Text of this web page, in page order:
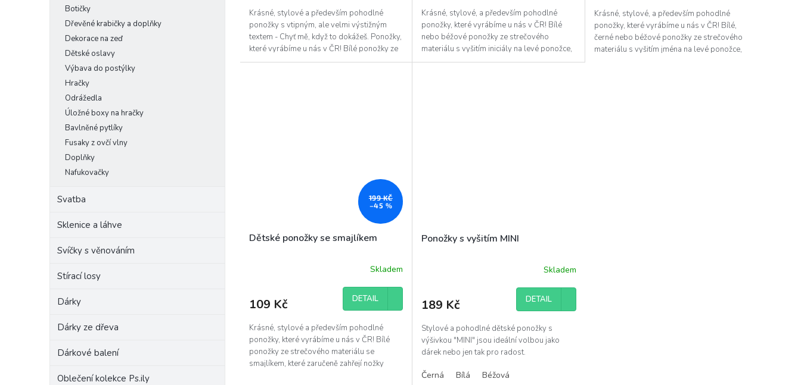
Botičky
Dřevěné krabičky a doplňky
Dekorace na zeď
Dětské oslavy
Výbava do postýlky
Hračky
Odrážedla
Úložné boxy na hračky
Bavlněné pytlíky
Fusaky z ovčí vlny
Doplňky
Nafukovačky
Svatba
Sklenice a láhve
Svíčky s věnováním
Stírací losy
Dárky
Dárky ze dřeva
Dárkové balení
Oblečení kolekce Ps.ily
Krásné, stylové a především pohodlné
ponožky s vtipným, ale velmi výstižným
textem - Chyť mě, když to dokážeš. Ponožky,
které vyrábíme u nás v ČR! Bílé ponožky ze
strečového...
Krásné, stylové, a především pohodlné
ponožky, které vyrábíme u nás v ČR! Bílé
nebo béžové ponožky ze strečového
materiálu s vyšitím iniciály na levé ponožce,
které...
Krásné, stylové, a především pohodlné
ponožky, které vyrábíme u nás v ČR! Bílé,
černé nebo béžové ponožky ze strečového
materiálu s vyšitím jména na levé ponožce,
199 KČ
–45 %
Dětské ponožky se smajlíkem
Skladem
109 Kč DETAIL
Krásné, stylové a především pohodlné
ponožky, které vyrábíme u nás v ČR! Bílé
ponožky ze strečového materiálu se
smajlíkem, které zaručeně zahřejí nožky
Ponožky s vyšitím MINI
Skladem
189 Kč DETAIL
Stylové a pohodlné dětské ponožky s
výšivkou "MINI" jsou ideální volbou jako
dárek nebo jen tak pro radost.
Černá Bílá Béžová